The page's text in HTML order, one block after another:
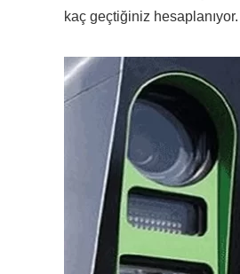
kaç geçtiğiniz hesaplanıyor.